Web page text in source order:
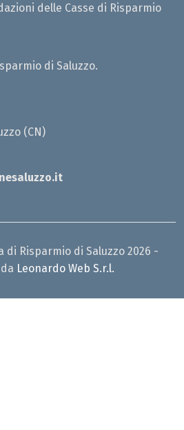
delle Casse di Risparmio
di Saluzzo.
(CN)
di Risparmio di Saluzzo 2026 -
Leonardo Web S.r.l.